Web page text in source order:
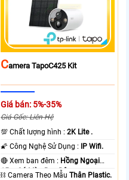
CAmera TapoC425 Kit
Giá bán: 5%-35%
Giá Gốc: Liên Hệ
💯 Chất lượng hình :2K Lite .
🌠 Công Nghệ Sử Dụng : IP Wifi.
🔴 Xem ban đêm : Hồng Ngoại
15m Có Màu Ban Ðêm.
⛓ Camera Theo MẫuThân Plastic.